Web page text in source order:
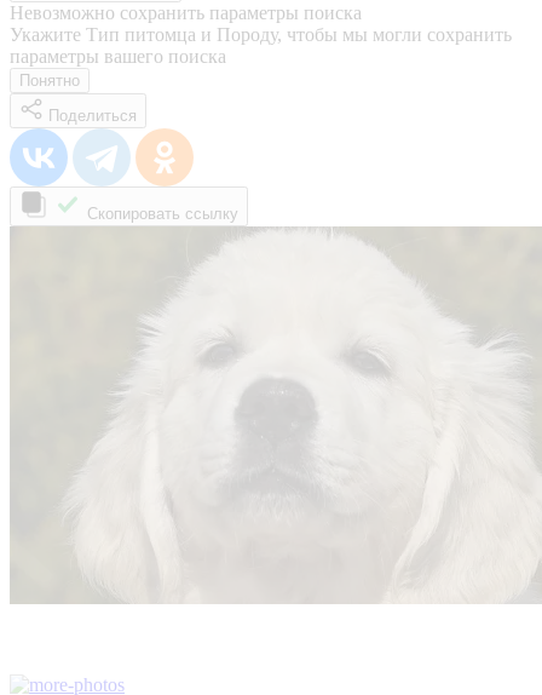
Невозможно сохранить параметры поиска
Укажите Тип питомца и Породу, чтобы мы могли сохранить
параметры вашего поиска
Понятно
Поделиться
Скопировать ссылку